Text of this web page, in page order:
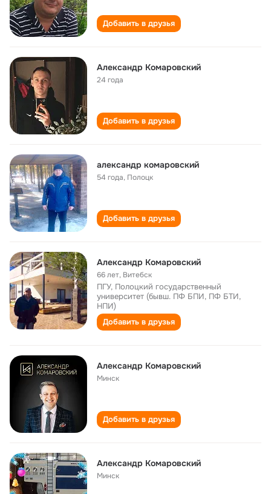
Добавить в друзья
Александр Комаровский
24 года
Добавить в друзья
александр комаровский
54 года, Полоцк
Добавить в друзья
Александр Комаровский
66 лет, Витебск
ПГУ, Полоцкий государственный
университет (бывш. ПФ БПИ, ПФ БТИ,
НПИ)
Добавить в друзья
Александр Комаровский
Минск
Добавить в друзья
Александр Комаровский
Минск